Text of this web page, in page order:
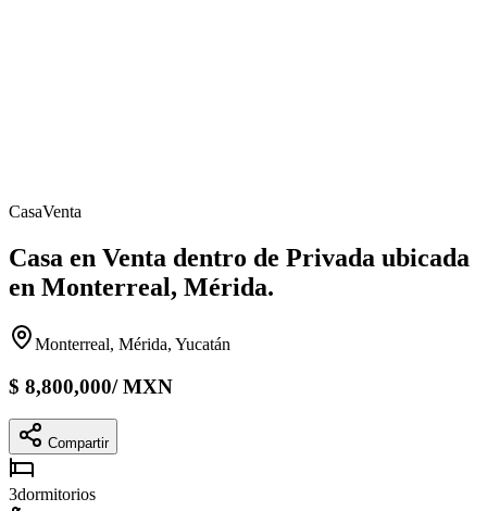
CasaVenta
Casa en Venta dentro de Privada ubicada
en Monterreal, Mérida.
Monterreal, Mérida, Yucatán
$ 8,800,000/MXN
Compartir
3dormitorios